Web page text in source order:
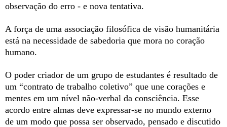
observação do erro - e nova tentativa.
A força de uma associação filosófica de visão humanitária
está na necessidade de sabedoria que mora no coração
humano.
O poder criador de um grupo de estudantes é resultado de
um “contrato de trabalho coletivo” que une corações e
mentes em um nível não-verbal da consciência. Esse
acordo entre almas deve expressar-se no mundo externo
de um modo que possa ser observado, pensado e discutido